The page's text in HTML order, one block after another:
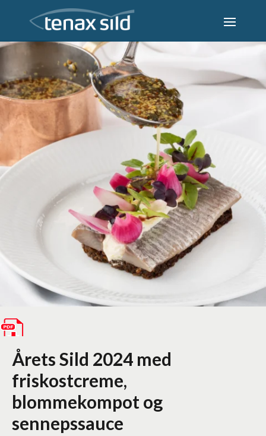
Årets Sild 2024 med
friskostcreme,
blommekompot og
sennepssauce